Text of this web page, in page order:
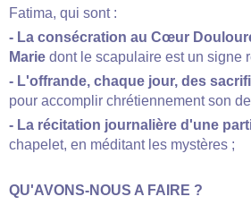
Fatima, qui sont :
- La consécration au Cœur
Marie dont le scapulaire est un signe
- L'offrande, chaque jour, des
pour accomplir chrétiennement son
- La récitation journalière d'une
chapelet, en méditant les mystères ;
QU'AVONS-NOUS A FAIRE ?